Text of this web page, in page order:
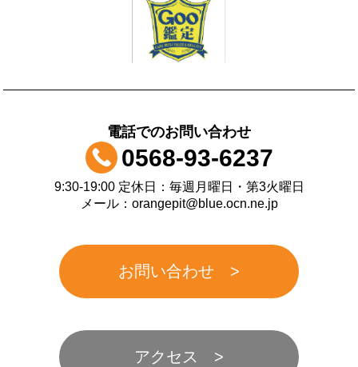
電話でのお問い合わせ
0568-93-6237
9:30-19:00 定休日：毎週月曜日・第3火曜日
メール：orangepit@blue.ocn.ne.jp
お問い合わせ
アクセス